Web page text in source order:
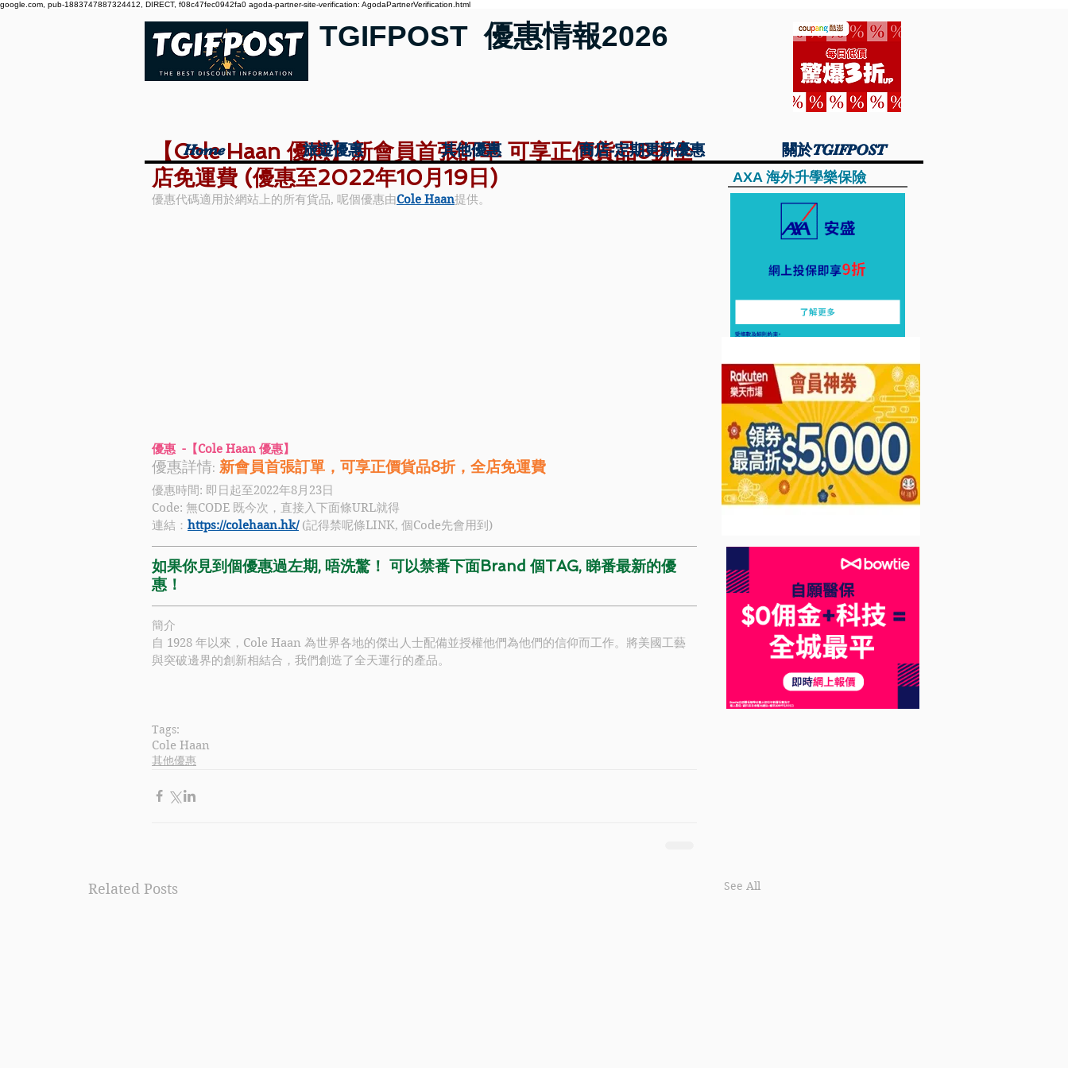
google.com, pub-1883747887324412, DIRECT, f08c47fec0942fa0 agoda-partner-site-verification: AgodaPartnerVerification.html
TGIFPOST 優惠情報2026
Home 旅遊優惠 其他優惠 商店-定期更新優惠 關於TGIFPOST
Home 旅遊優惠 其他優惠 商店-定期更新優惠 關於TGIFPOST
【Cole Haan 優惠】新會員首張訂單 可享正價貨品8折全
店免運費 (優惠至2022年10月19日)
優惠代碼適用於網站上的所有貨品, 呢個優惠由Cole Haan提供。
優惠  -【Cole Haan 優惠】
優惠詳情: 新會員首張訂單，可享正價貨品8折，全店免運費
優惠時間: 即日起至2022年8月23日
Code: 無CODE 既今次，直接入下面條URL就得
連結： https://colehaan.hk/ (記得禁呢條LINK, 個Code先會用到)
如果你見到個優惠過左期, 唔洗驚！ 可以禁番下面Brand 個TAG, 睇番最新的優
惠！
簡介
自 1928 年以來， Cole Haan 為世界各地的傑出人士配備並授權他們為他們的信仰而工作。將美國工藝
與突破邊界的創新相結合，我們創造了全天運行的產品。
Tags:
Cole Haan
其他優惠
Related Posts See All
AXA 海外升學樂保險